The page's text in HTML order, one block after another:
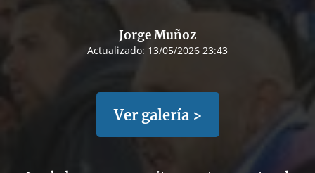
Jorge Muñoz
Actualizado: 13/05/2026 23:43
Ver galería >